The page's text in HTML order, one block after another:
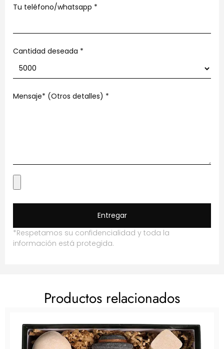
Tu teléfono/whatsapp *
Cantidad deseada *
Mensaje* (Otros detalles) *
Entregar
*Respetamos su confidencialidad y toda la
información está protegida.
Productos relacionados